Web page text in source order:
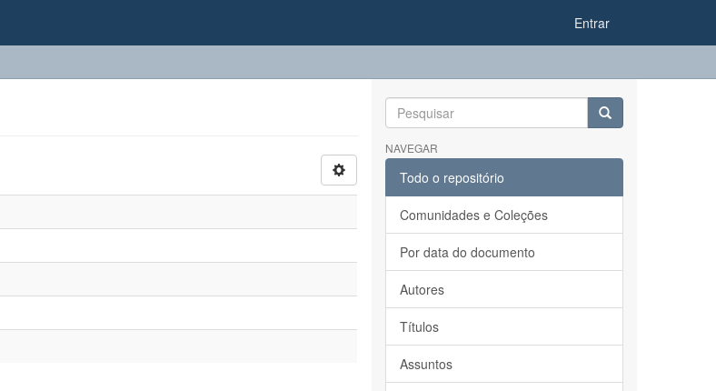
Entrar
NAVEGAR
Todo o repositório
Comunidades e Coleções
Por data do documento
Autores
Títulos
Assuntos